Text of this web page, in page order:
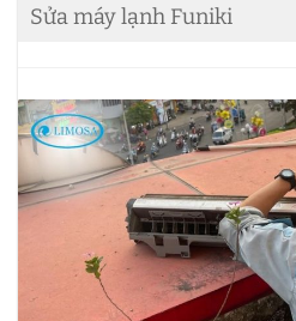
Sửa máy lạnh Funiki